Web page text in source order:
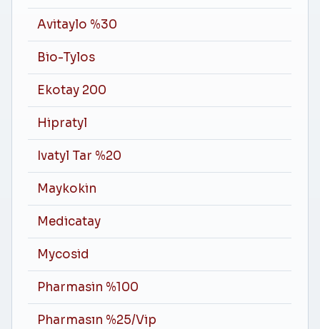
Avitaylo %30
Bio-Tylos
Ekotay 200
Hipratyl
Ivatyl Tar %20
Maykokin
Medicatay
Mycosid
Pharmasin %100
Pharmasın %25/Vip